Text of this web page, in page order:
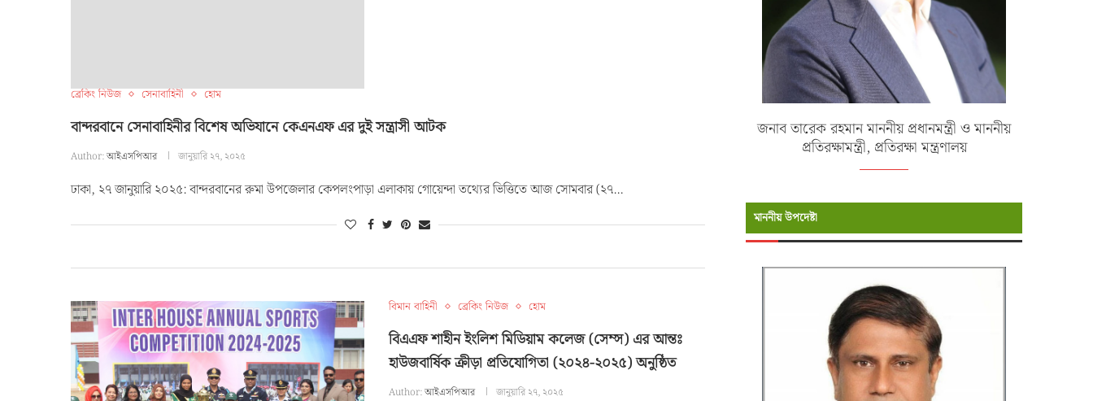
ব্রেকিং নিউজ সেনাবাহিনী হোম
বান্দরবানে সেনাবাহিনীর বিশেষ অভিযানে কেএনএফ এর দুই সন্ত্রাসী আটক
Author:আইএসপিআর জানুয়ারি ২৭, ২০২৫
ঢাকা, ২৭ জানুয়ারি ২০২৫: বান্দরবানের রুমা উপজেলার কেপলংপাড়া এলাকায় গোয়েন্দা তথ্যের ভিত্তিতে আজ সোমবার (২৭…
বিমান বাহিনী ব্রেকিং নিউজ হোম
বিএএফ শাহীন ইংলিশ মিডিয়াম কলেজ (সেম্স) এর আন্তঃ
হাউজবার্ষিক ক্রীড়া প্রতিযোগিতা (২০২৪-২০২৫) অনুষ্ঠিত
Author:আইএসপিআর জানুয়ারি ২৭, ২০২৫
জনাব তারেক রহমান মাননীয় প্রধানমন্ত্রী ও মাননীয়
প্রতিরক্ষামন্ত্রী, প্রতিরক্ষা মন্ত্রণালয়
মাননীয় উপদেষ্টা